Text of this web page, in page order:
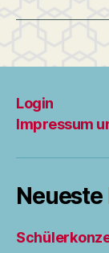
Login
Impressum